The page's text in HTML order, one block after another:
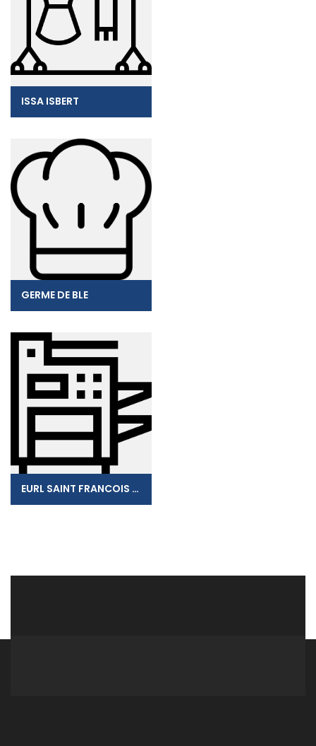
ISSA ISBERT
GERME DE BLE
EURL SAINT FRANCOIS PUBLICITE